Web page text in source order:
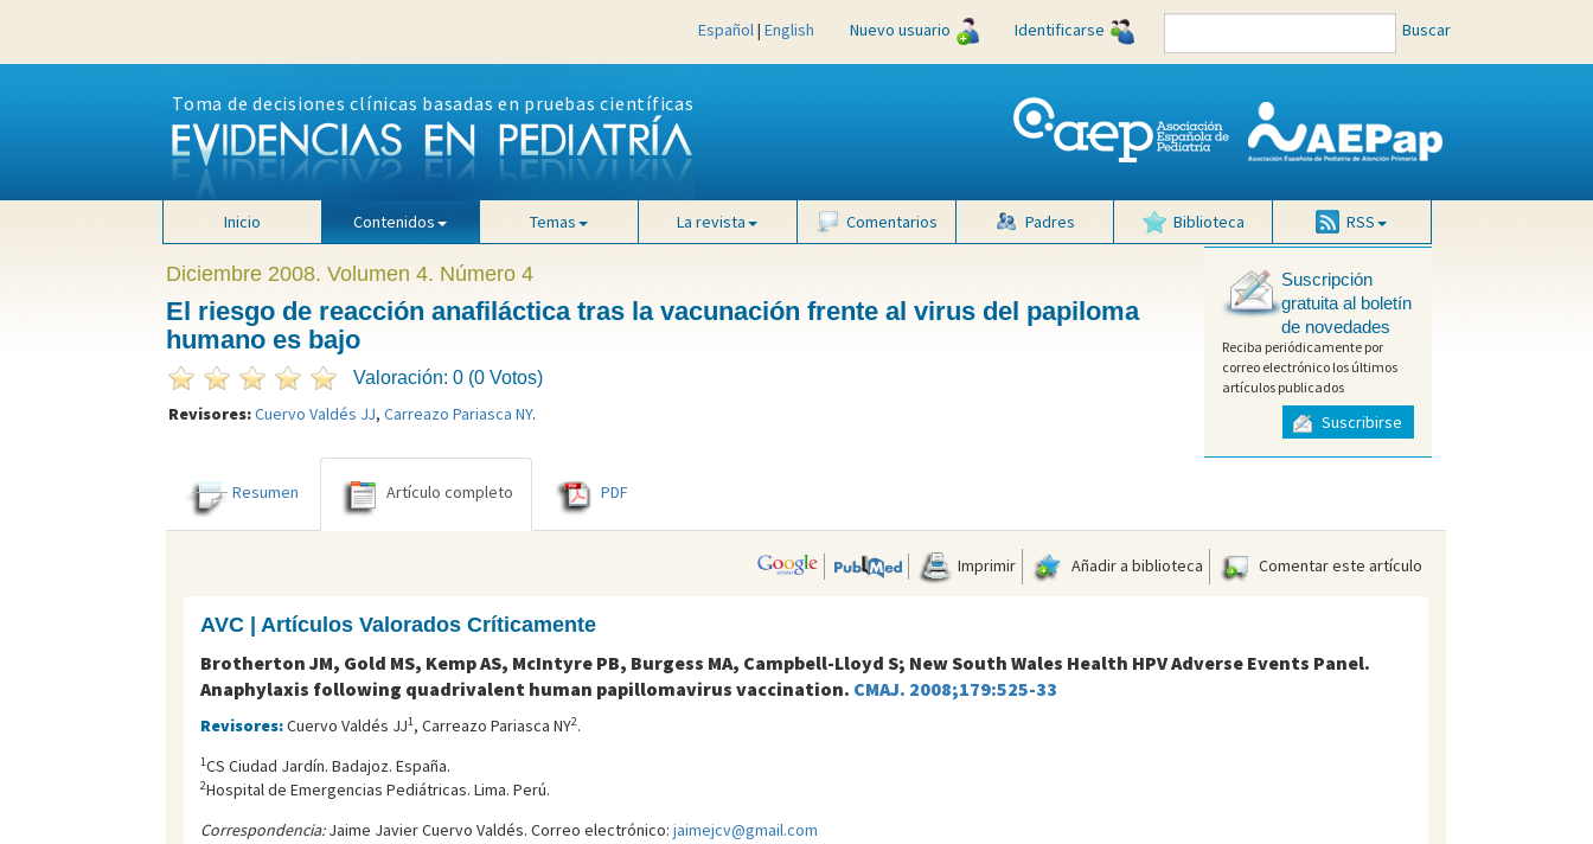
Español| English Nuevo usuario Identificarse Buscar
Toma de decisiones clínicas basadas en pruebas científicas
Inicio Contenidos Temas La revista Comentarios Padres Biblioteca RSS
Diciembre 2008. Volumen 4. Número 4
El riesgo de reacción anafiláctica tras la vacunación frente al virus del papiloma
humano es bajo
Valoración: 0 (0 Votos)
Revisores:Cuervo Valdés JJ, Carreazo Pariasca NY.
Suscripción
gratuita al boletín
de novedades
Reciba periódicamente por
correo electrónico los últimos
artículos publicados
Suscribirse
Resumen Artículo completo PDF
Imprimir Añadir a biblioteca Comentar este artículo
AVC | Artículos Valorados Críticamente
Brotherton JM, Gold MS, Kemp AS, McIntyre PB, Burgess MA, Campbell-Lloyd S; New South Wales Health HPV Adverse Events Panel.
Anaphylaxis following quadrivalent human papillomavirus vaccination. CMAJ. 2008;179:525-33
Revisores:Cuervo Valdés JJ1, Carreazo Pariasca NY2.
1CS Ciudad Jardín. Badajoz. España.
2Hospital de Emergencias Pediátricas. Lima. Perú.
Correspondencia:Jaime Javier Cuervo Valdés. Correo electrónico: jaimejcv@gmail.com